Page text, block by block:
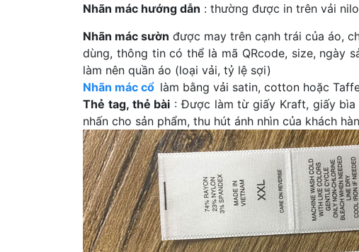
Nhãn mác hướng dẫn : thường được in trên vải
Nhãn mác sườn được may trên cạnh trái của áo,
dùng, thông tin có thể là mã QRcode, size, ngày
làm nên quần áo (loại vải, tỷ lệ sợi)
Nhãn mác cổ làm bằng vải satin, cotton hoặc
Thẻ tag, thẻ bài : Được làm từ giấy Kraft, giấy
nhấn cho sản phẩm, thu hút ánh nhìn của khách